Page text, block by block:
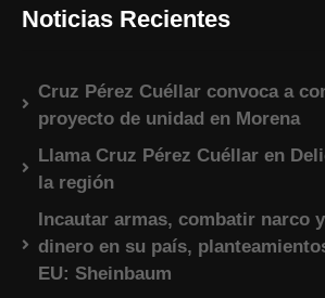
Noticias Recientes
Cruz Pérez Cuéllar convoca a
proyecto de unidad en Morena
Llama Cruz Pérez Cuéllar en
la región
Incautar armas, combatir narco
dinero en su país,
EU: Sheinbaum